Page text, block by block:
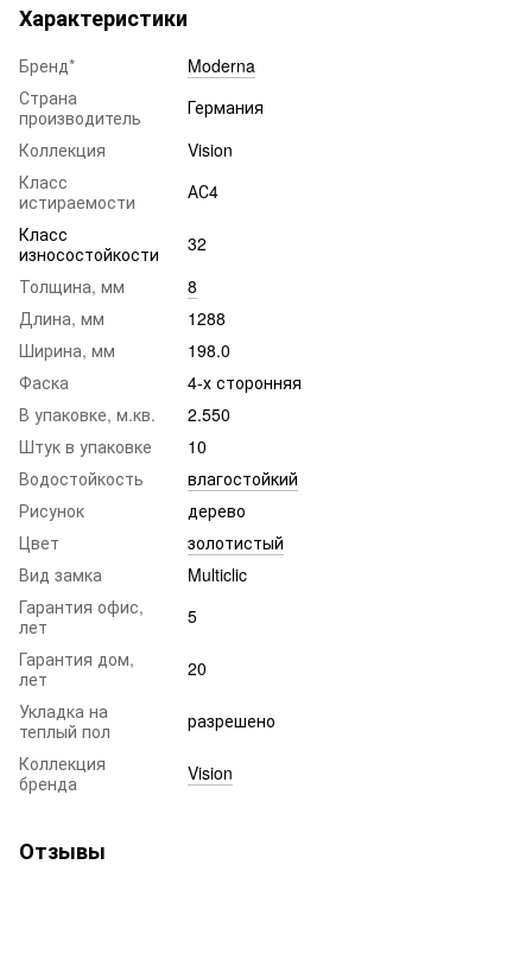
Характеристики
Бренд*
Moderna
Страна
производитель
Германия
Коллекция
Vision
Класс
истираемости
АС4
Класс
износостойкости
32
Толщина, мм
8
Длина, мм
1288
Ширина, мм
198.0
Фаска
4-х сторонняя
В упаковке, м.кв.
2.550
Штук в упаковке
10
Водостойкость
влагостойкий
Рисунок
дерево
Цвет
золотистый
Вид замка
Multiclic
Гарантия офис,
лет
5
Гарантия дом,
лет
20
Укладка на
теплый пол
разрешено
Коллекция
бренда
Vision
Отзывы